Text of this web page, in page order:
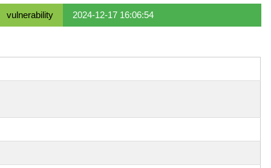
vulnerability 2024-12-17 16:06:54